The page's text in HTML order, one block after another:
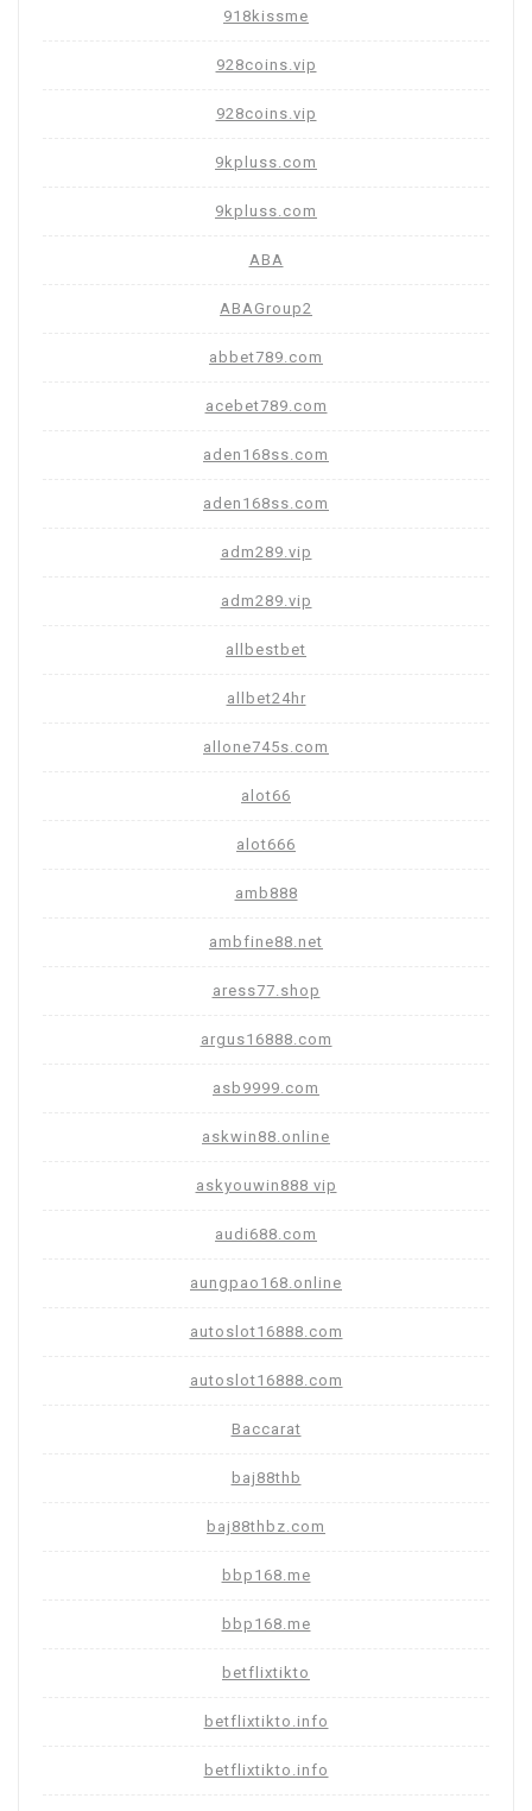
918kissme
928coins.vip
928coins.vip
9kpluss.com
9kpluss.com
ABA
ABAGroup2
abbet789.com
acebet789.com
aden168ss.com
aden168ss.com
adm289.vip
adm289.vip
allbestbet
allbet24hr
allone745s.com
alot66
alot666
amb888
ambfine88.net
aress77.shop
argus16888.com
asb9999.com
askwin88.online
askyouwin888 vip
audi688.com
aungpao168.online
autoslot16888.com
autoslot16888.com
Baccarat
baj88thb
baj88thbz.com
bbp168.me
bbp168.me
betflixtikto
betflixtikto.info
betflixtikto.info